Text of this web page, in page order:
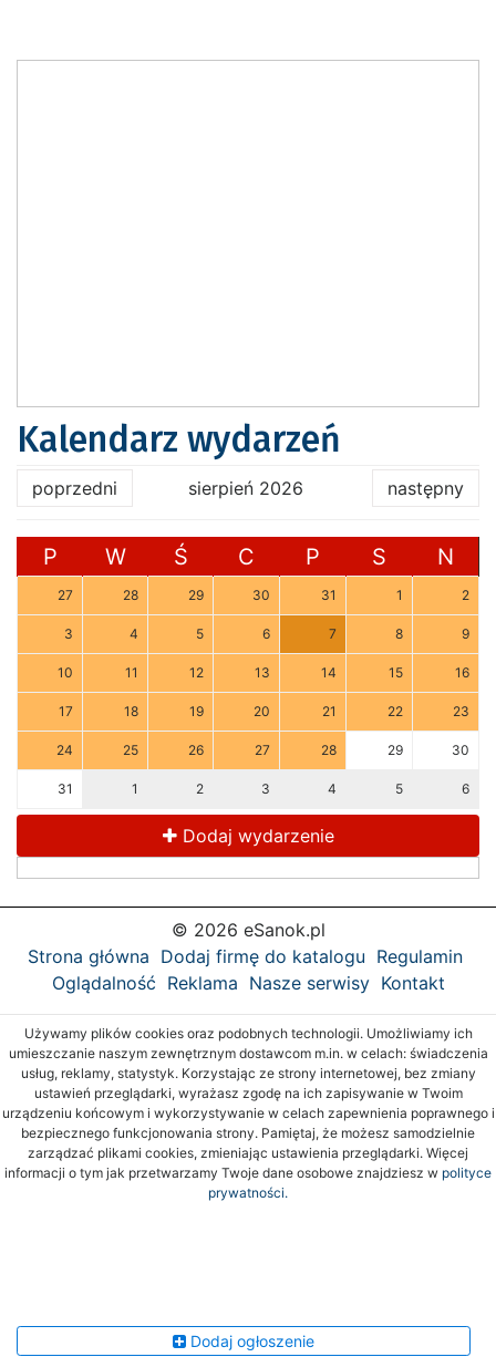
Kalendarz wydarzeń
poprzedni sierpień 2026 następny
P W Ś C P S N
27 28 29 30 31 1 2
3 4 5 6 7 8 9
10 11 12 13 14 15 16
17 18 19 20 21 22 23
24 25 26 27 28 29 30
31 1 2 3 4 5 6
Dodaj wydarzenie
© 2026 eSanok.pl
Strona główna Dodaj firmę do katalogu Regulamin
Oglądalność Reklama Nasze serwisy Kontakt
Używamy plików cookies oraz podobnych technologii. Umożliwiamy ich
umieszczanie naszym zewnętrznym dostawcom m.in. w celach: świadczenia
usług, reklamy, statystyk. Korzystając ze strony internetowej, bez zmiany
ustawień przeglądarki, wyrażasz zgodę na ich zapisywanie w Twoim
urządzeniu końcowym i wykorzystywanie w celach zapewnienia poprawnego i
bezpiecznego funkcjonowania strony. Pamiętaj, że możesz samodzielnie
zarządzać plikami cookies, zmieniając ustawienia przeglądarki. Więcej
informacji o tym jak przetwarzamy Twoje dane osobowe znajdziesz w polityce
prywatności.
Dodaj ogłoszenie